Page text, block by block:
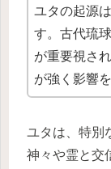
ユタの起源
す。古代琉
が重要視さ
が強く影響
ユタは、特別
神々や霊と交